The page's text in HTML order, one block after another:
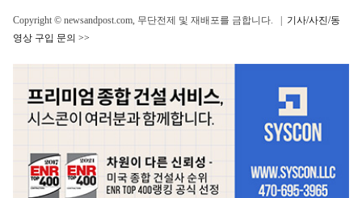
Copyright © newsandpost.com, 무단전제 및 재배포를 금합니다. | 기사/사진/동
영상 구입 문의 >>